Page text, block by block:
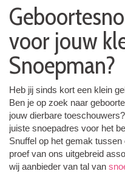
voor jouw
Snoepman?
Heb jij sinds kort een klein
Ben je op zoek naar
jouw dierbare
juiste snoepadres voor het
Snuffel op het gemak
proef van ons uitgebreid
wij aanbieder van tal van